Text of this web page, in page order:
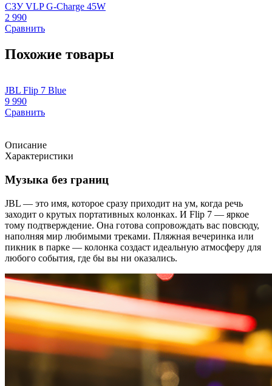
СЗУ VLP G-Charge 45W
2 990
Сравнить
Похожие товары
JBL Flip 7 Blue
9 990
Сравнить
Описание
Характеристики
Музыка без границ
JBL — это имя, которое сразу приходит на ум, когда речь
заходит о крутых портативных колонках. И Flip 7 — яркое
тому подтверждение. Она готова сопровождать вас повсюду,
наполняя мир любимыми треками. Пляжная вечеринка или
пикник в парке — колонка создаст идеальную атмосферу для
любого события, где бы вы ни оказались.